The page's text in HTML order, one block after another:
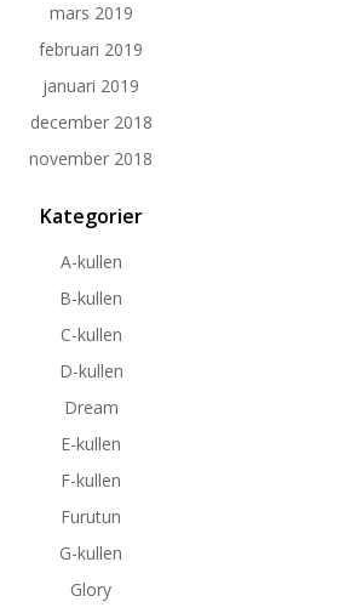
mars 2019
februari 2019
januari 2019
december 2018
november 2018
Kategorier
A-kullen
B-kullen
C-kullen
D-kullen
Dream
E-kullen
F-kullen
Furutun
G-kullen
Glory